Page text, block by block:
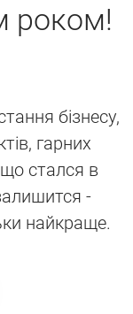
роком!
бізнесу,
гарних
стался в
-
найкраще.